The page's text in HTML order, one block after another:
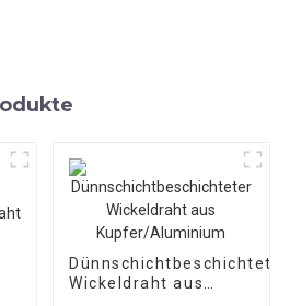
Dünnschichtbeschichteter
Wickeldraht aus